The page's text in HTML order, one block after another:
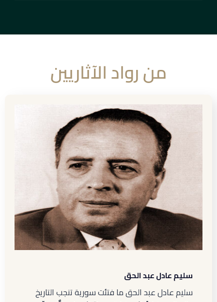
من رواد الآثاريين
سليم عادل عبد الحق
سليم عادل عبد الحق ما فتئت سورية تنجب التاريخ